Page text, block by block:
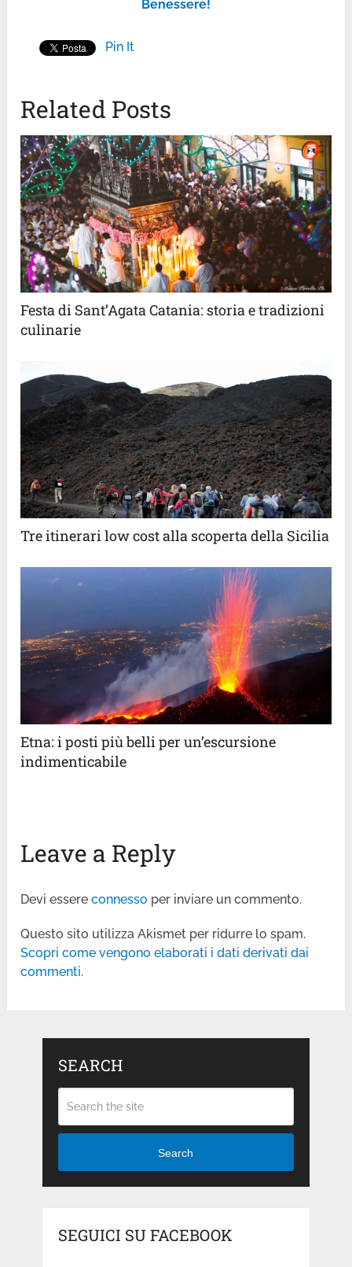
Benessere!
Pin It
Related Posts
Festa di Sant’Agata Catania: storia e tradizioni
culinarie
Tre itinerari low cost alla scoperta della Sicilia
Etna: i posti più belli per un’escursione
indimenticabile
Leave a Reply
Devi essereconnesso per inviare un commento.
Questo sito utilizza Akismet per ridurre lo spam.
Scopri come vengono elaborati i dati derivati dai
commenti.
SEARCH
Search
SEGUICI SU FACEBOOK